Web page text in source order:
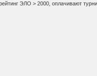
ЭЛО > 2000, оплачивают